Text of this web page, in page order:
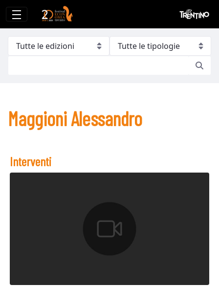
Maggioni Alessandro
Maggioni Alessandro
Interventi